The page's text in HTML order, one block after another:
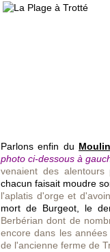
Parlons enfin du
photo ci-dessous à
venaient des
chacun faisait moudre
l'aplatis d'orge et
mort de Burgeot, le
Berbérian dont de
encore dans les
de l'ancienne ferme de